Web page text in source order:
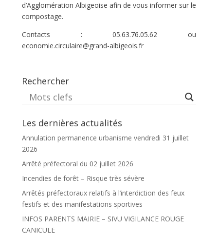
d’Agglomération Albigeoise afin de vous informer sur le
compostage.
Contacts : 05.63.76.05.62 ou
economie.circulaire@grand-albigeois.fr
Rechercher
Les dernières actualités
Annulation permanence urbanisme vendredi 31 juillet
2026
Arrêté préfectoral du 02 juillet 2026
Incendies de forêt – Risque très sévère
Arrêtés préfectoraux relatifs à l’interdiction des feux
festifs et des manifestations sportives
INFOS PARENTS MAIRIE – SIVU VIGILANCE ROUGE
CANICULE